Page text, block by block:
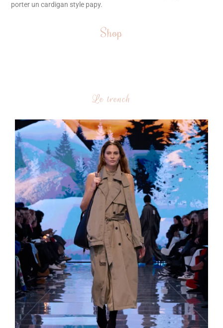
porter un cardigan style papy.
Shop
Le trench